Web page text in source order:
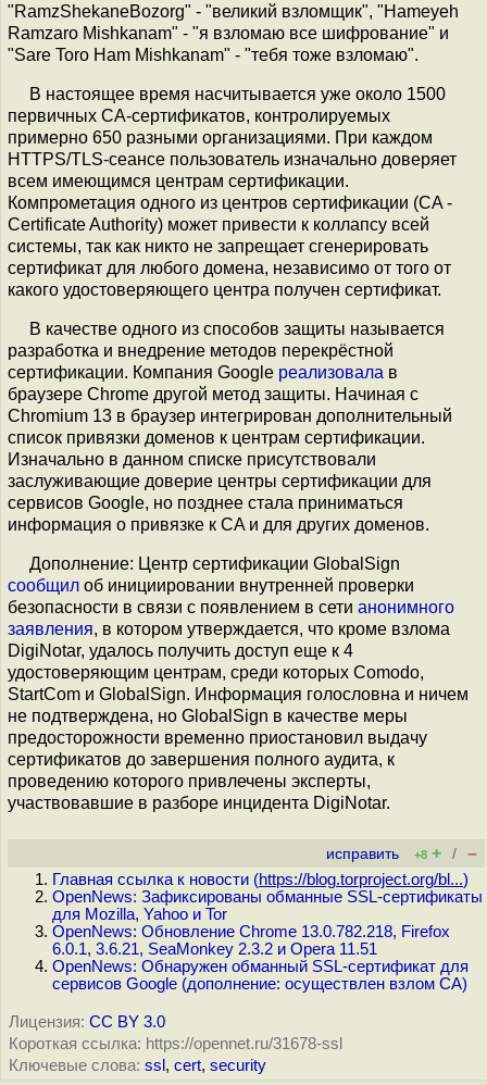
"RamzShekaneBozorg" - "великий взломщик", "Hameyeh
Ramzaro Mishkanam" - "я взломаю все шифрование" и
"Sare Toro Ham Mishkanam" - "тебя тоже взломаю".
В настоящее время насчитывается уже около 1500
первичных CA-сертификатов, контролируемых
примерно 650 разными организациями. При каждом
HTTPS/TLS-сеансе пользователь изначально доверяет
всем имеющимся центрам сертификации.
Компрометация одного из центров сертификации (CA -
Certificate Authority) может привести к коллапсу всей
системы, так как никто не запрещает сгенерировать
сертификат для любого домена, независимо от того от
какого удостоверяющего центра получен сертификат.
В качестве одного из способов защиты называется
разработка и внедрение методов перекрёстной
сертификации. Компания Google реализовала в
браузере Chrome другой метод защиты. Начиная с
Chromium 13 в браузер интегрирован дополнительный
список привязки доменов к центрам сертификации.
Изначально в данном списке присутствовали
заслуживающие доверие центры сертификации для
сервисов Google, но позднее стала приниматься
информация о привязке к CA и для других доменов.
Дополнение: Центр сертификации GlobalSign
сообщил об инициировании внутренней проверки
безопасности в связи с появлением в сети анонимного
заявления, в котором утверждается, что кроме взлома
DigiNotar, удалось получить доступ еще к 4
удостоверяющим центрам, среди которых Comodo,
StartCom и GlobalSign. Информация голословна и ничем
не подтверждена, но GlobalSign в качестве меры
предосторожности временно приостановил выдачу
сертификатов до завершения полного аудита, к
проведению которого привлечены эксперты,
участвовавшие в разборе инцидента DigiNotar.
исправить +8 + / –
Главная ссылка к новости (https://blog.torproject.org/bl...)
OpenNews: Зафиксированы обманные SSL-сертификаты
для Mozilla, Yahoo и Tor
OpenNews: Обновление Chrome 13.0.782.218, Firefox
6.0.1, 3.6.21, SeaMonkey 2.3.2 и Opera 11.51
OpenNews: Обнаружен обманный SSL-сертификат для
сервисов Google (дополнение: осуществлен взлом CA)
Лицензия: CC BY 3.0
Короткая ссылка: https://opennet.ru/31678-ssl
Ключевые слова: ssl , cert, security